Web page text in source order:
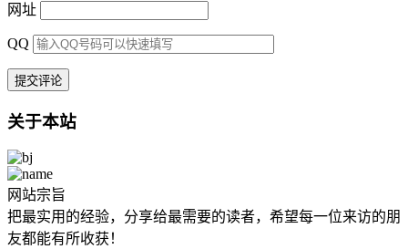
网址
QQ
关于本站
网站宗旨
把最实用的经验，分享给最需要的读者，希望每一位来访的朋
友都能有所收获！